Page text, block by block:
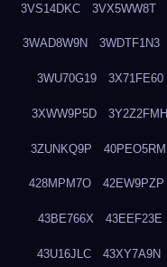
3VS14DKC 3VX5WW8T
3WAD8W9N 3WDTF1N3
3WU70G19 3X71FE60
3XWW9P5D 3Y2Z2FMH
3ZUNKQ9P 40PEO5RM
428MPM7O 42EW9PZP
43BE766X 43EEF23E
43U16JLC 43XY7A9N